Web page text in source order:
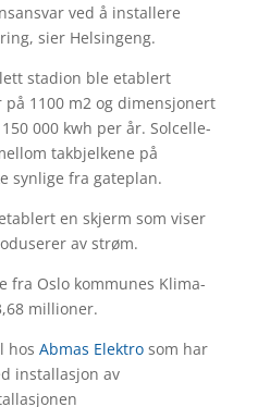
ved å installere
sier Helsingeng.
stadion ble etablert
på 1100 m2 og dimensjonert
000 kwh per år. Solcelle-
takbjelkene på
synlige fra gateplan.
en skjerm som viser
av strøm.
fra Oslo kommunes Klima-
millioner.
hos Abmas Elektrosom har
installasjon av